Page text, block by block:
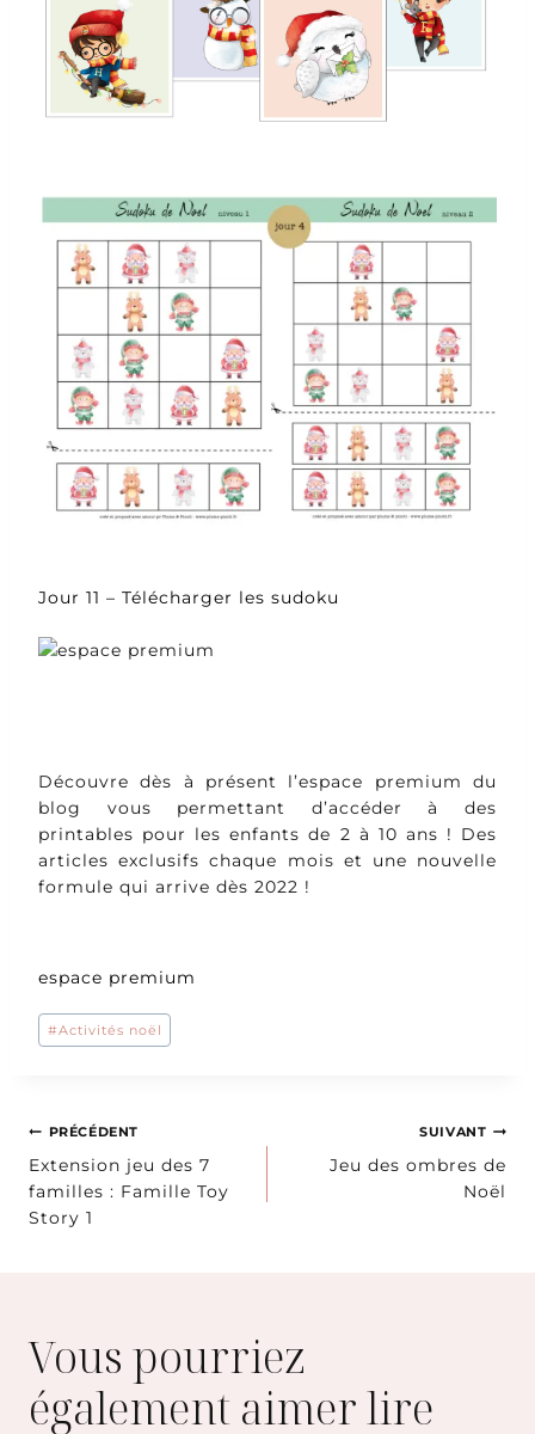
Jour 11 – Télécharger les sudoku
Découvre dès à présent l’espace premium du
blog vous permettant d’accéder à des
printables pour les enfants de 2 à 10 ans ! Des
articles exclusifs chaque mois et une nouvelle
formule qui arrive dès 2022 !
espace premium
Étiquettes
de
#Activités noël
Navigation
de
l’article
PRÉCÉDENT
Extension jeu des 7
familles : Famille Toy
Story 1
SUIVANT
Jeu des ombres de
Noël
Vous pourriez
également aimer lire